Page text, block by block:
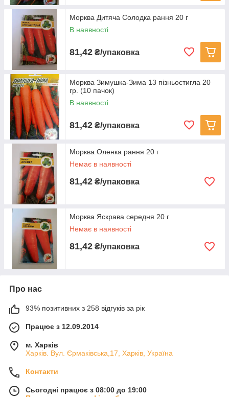
Морква Дитяча Солодка рання 20 г
В наявності
81,42 ₴/упаковка
Морква Зимушка-Зима 13 пізньостигла 20
гр. (10 пачок)
В наявності
81,42 ₴/упаковка
Морква Оленка рання 20 г
Немає в наявності
81,42 ₴/упаковка
Морква Яскрава середня 20 г
Немає в наявності
81,42 ₴/упаковка
Про нас
93% позитивних з 258 відгуків за рік
Працює з 12.09.2014
м. Харків
Харків. Вул. Єрмаківська,17, Харків, Україна
Контакти
Сьогодні працює з 08:00 до 19:00